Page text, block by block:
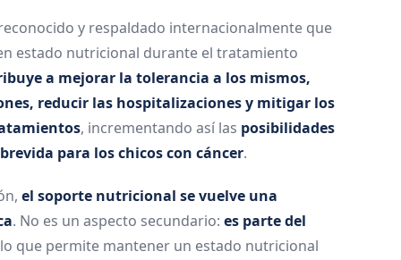
y respaldado internacionalmente que
estado nutricional durante el tratamiento
a mejorar la tolerancia a los mismos,
reducir las hospitalizaciones y mitigar los
, incrementando así las posibilidades
para los chicos con cáncer.
el soporte nutricional se vuelve una
. No es un aspecto secundario: es parte del
lo que permite mantener un estado nutricional